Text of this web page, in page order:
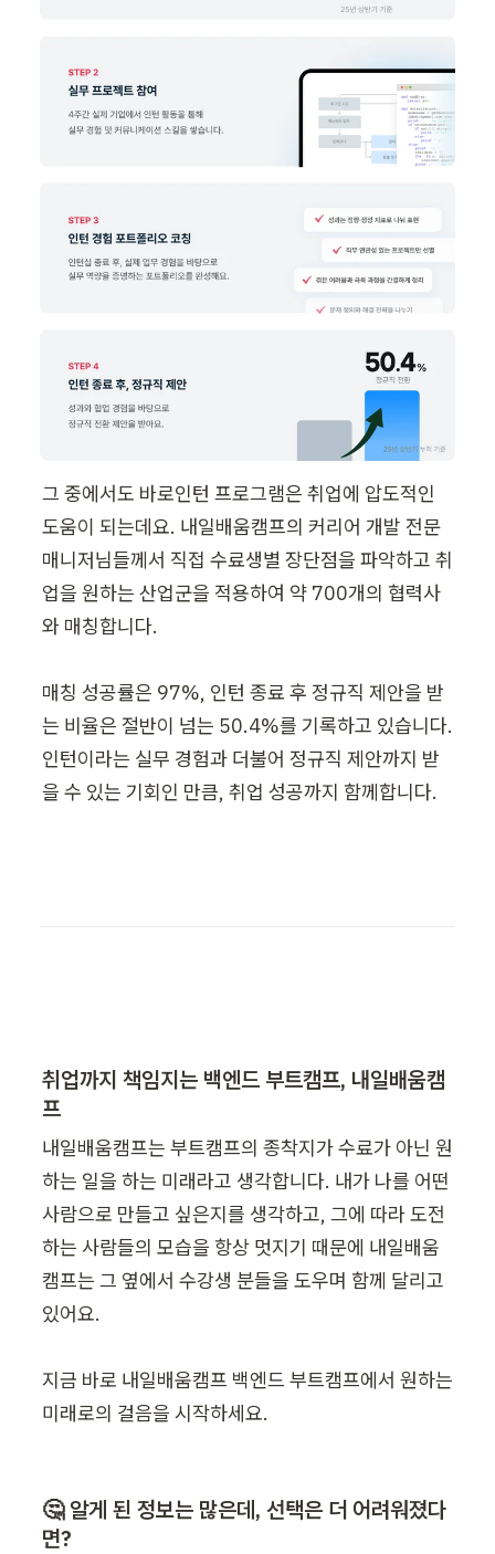
그 중에서도 바로인턴 프로그램은 취업에 압도적인
도움이 되는데요. 내일배움캠프의 커리어 개발 전문
매니저님들께서 직접 수료생별 장단점을 파악하고 취
업을 원하는 산업군을 적용하여 약 700개의 협력사
와 매칭합니다.
매칭 성공률은 97%, 인턴 종료 후 정규직 제안을 받
는 비율은 절반이 넘는 50.4%를 기록하고 있습니다.
인턴이라는 실무 경험과 더불어 정규직 제안까지 받
을 수 있는 기회인 만큼, 취업 성공까지 함께합니다.
취업까지 책임지는 백엔드 부트캠프, 내일배움캠
프
내일배움캠프는 부트캠프의 종착지가 수료가 아닌 원
하는 일을 하는 미래라고 생각합니다. 내가 나를 어떤
사람으로 만들고 싶은지를 생각하고, 그에 따라 도전
하는 사람들의 모습을 항상 멋지기 때문에 내일배움
캠프는 그 옆에서 수강생 분들을 도우며 함께 달리고
있어요.
지금 바로 내일배움캠프 백엔드 부트캠프에서 원하는
미래로의 걸음을 시작하세요.
🤔 알게 된 정보는 많은데, 선택은 더 어려워졌다
면?